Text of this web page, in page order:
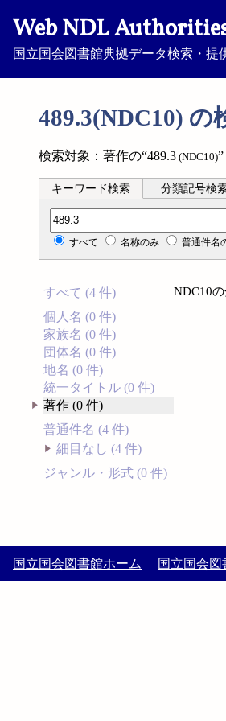
Web NDL
国立国会図書館典拠データ検索・提
489.3(NDC10) の
検索対象：著作の“489.3 (NDC10)”
キーワード検索 分類記号検
分類記号検索
すべて 名称のみ 普通件名
すべて (4 件)
個人名 (0 件)
家族名 (0 件)
団体名 (0 件)
地名 (0 件)
統一タイトル (0 件)
著作 (0 件)
普通件名 (4 件)
細目なし (4 件)
ジャンル・形式 (0 件)
NDC10
国立国会図書館ホーム 国立国会図